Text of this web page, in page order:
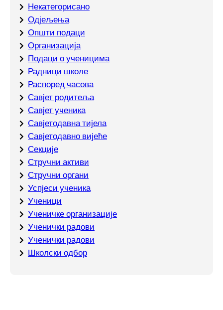
Некатегорисано
Одјељења
Општи подаци
Организација
Подаци о ученицима
Радници школе
Распоред часова
Савјет родитеља
Савјет ученика
Савјетодавна тијела
Савјетодавно вијеће
Секције
Стручни активи
Стручни органи
Успјеси ученика
Ученици
Ученичке организације
Ученички радови
Ученички радови
Школски одбор